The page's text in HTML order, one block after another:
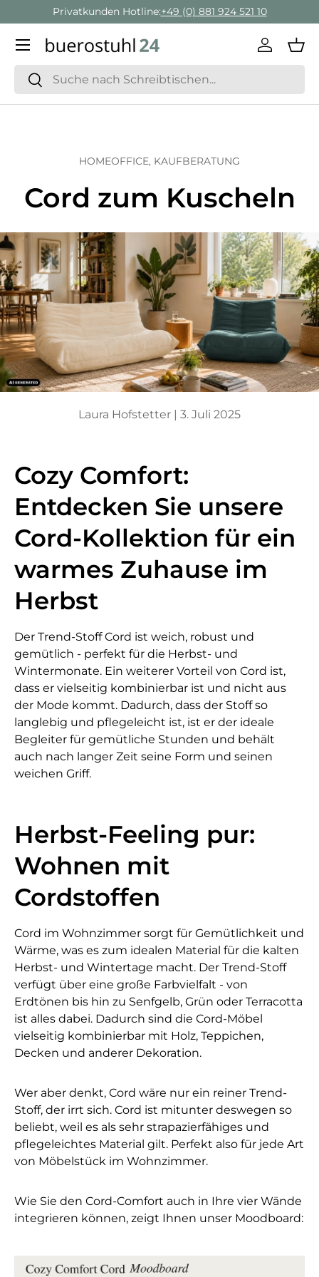
Direkt zum Inhalt
Privatkunden Hotline:+49 (0) 881 924 521 10
Suchen
Suchen
Menü
HOMEOFFICE, KAUFBERATUNG
Cord zum Kuscheln
Laura Hofstetter | 3. Juli 2025
Cozy Comfort:
Entdecken Sie unsere
Cord-Kollektion für ein
warmes Zuhause im
Herbst
Der Trend-Stoff Cord ist weich, robust und
gemütlich - perfekt für die Herbst- und
Wintermonate. Ein weiterer Vorteil von Cord ist,
dass er vielseitig kombinierbar ist und nicht aus
der Mode kommt. Dadurch, dass der Stoff so
langlebig und pflegeleicht ist, ist er der ideale
Begleiter für gemütliche Stunden und behält
auch nach langer Zeit seine Form und seinen
weichen Griff.
Herbst-Feeling pur:
Wohnen mit
Cordstoffen
Cord im Wohnzimmer sorgt für Gemütlichkeit und
Wärme, was es zum idealen Material für die kalten
Herbst- und Wintertage macht. Der Trend-Stoff
verfügt über eine große Farbvielfalt - von
Erdtönen bis hin zu Senfgelb, Grün oder Terracotta
ist alles dabei. Dadurch sind die Cord-Möbel
vielseitig kombinierbar mit Holz, Teppichen,
Decken und anderer Dekoration.
Wer aber denkt, Cord wäre nur ein reiner Trend-
Stoff, der irrt sich. Cord ist mitunter deswegen so
beliebt, weil es als sehr strapazierfähiges und
pflegeleichtes Material gilt. Perfekt also für jede Art
von Möbelstück im Wohnzimmer.
Wie Sie den Cord-Comfort auch in Ihre vier Wände
integrieren können, zeigt Ihnen unser Moodboard: